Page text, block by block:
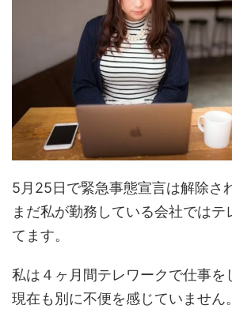
5月25日で緊急事態宣言は解除さ
まだ私が勤務している会社ではテ
てます。
私は４ヶ月間テレワークで仕事を
現在も別に不便を感じていません。